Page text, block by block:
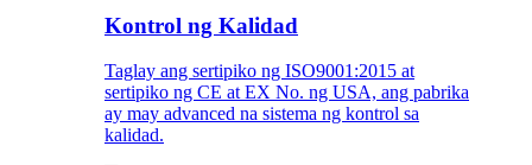
Kontrol ng Kalidad
Taglay ang sertipiko ng ISO9001:2015 at
sertipiko ng CE at EX No. ng USA, ang pabrika
ay may advanced na sistema ng kontrol sa
kalidad.